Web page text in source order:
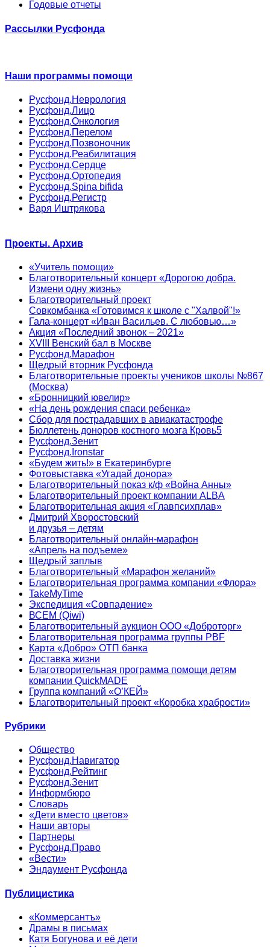
Годовые отчеты
Рассылки Русфонда
Наши программы помощи
Русфонд.Неврология
Русфонд.Лицо
Русфонд.Онкология
Русфонд.Перелом
Русфонд.Позвоночник
Русфонд.Реабилитация
Русфонд.Сердце
Русфонд.Ортопедия
Русфонд.Spina bifida
Русфонд.Регистр
Варя Иштрякова
Проекты. Архив
«Учитель помощи»
Благотворительный концерт «Дорогою добра.
Измени одну жизнь»
Благотворительный проект
Совкомбанка «Готовимся к школе с "Халвой"!»
Гала-концерт «Иван Васильев. С любовью…»
Акция «Последний звонок – 2021»
XVIII Венский бал в Москве
Русфонд.Марафон
Щедрый вторник Русфонда
Благотворительные проекты учеников школы №867
(Москва)
«Бронницкий ювелир»
«На день рождения спаси ребенка»
Сбор для пострадавших в авиакатастрофе
Бюллетень доноров костного мозга Кровь5
Русфонд.Зенит
Русфонд.Ironstar
«Будем жить!» в Екатеринбурге
Фотовыставка «Угадай донора»
Благотворительный показ к/ф «Война Анны»
Благотворительный проект компании ALBA
Благотворительная акция «Главпсихплав»
Дмитрий Хворостовский
и друзья – детям
Благотворительный онлайн‑марафон
«Апрель на подъеме»
Щедрый заплыв
Благотворительный «Марафон желаний»
Благотворительная программа компании «Флора»
TakeMyTime
Экспедиция «Совпадение»
ВСЕМ (Qiwi)
Благотворительный аукцион ООО «Доброторг»
Благотворительная программа группы PBF
Карта «Добро» ОТП банка
Доставка жизни
Благотворительная программа помощи детям
компании QuickMADE
Группа компаний «О’КЕЙ»
Благотворительный проект «Коробка храбрости»
Рубрики
Общество
Русфонд.Навигатор
Русфонд.Рейтинг
Русфонд.Зенит
Информбюро
Словарь
«Дети вместо цветов»
Наши авторы
Партнеры
Русфонд.Право
«Вести»
Эндаумент Русфонда
Публицистика
«Коммерсантъ»
Драмы в письмах
Катя Богунова и её дети